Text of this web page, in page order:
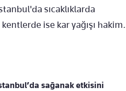
sıcaklıklarda
ise kar yağışı hakim.
sağanak etkisini